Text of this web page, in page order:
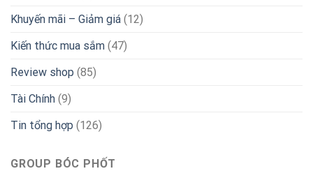
Khuyến mãi – Giảm giá (12)
Kiến thức mua sắm (47)
Review shop (85)
Tài Chính (9)
Tin tổng hợp (126)
GROUP BÓC PHỐT